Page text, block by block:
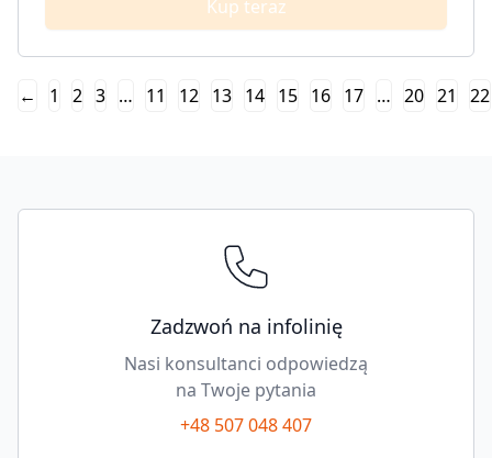
Kup teraz
← 1 2 3 … 11 12 13 14 15 16 17 … 20 21 22
Zadzwoń na infolinię
Nasi konsultanci odpowiedzą
na Twoje pytania
+48 507 048 407